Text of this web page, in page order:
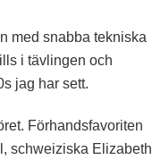
med snabba tekniska
i tävlingen och
jag har sett.
Förhandsfavoriten
schweiziska Elizabeth